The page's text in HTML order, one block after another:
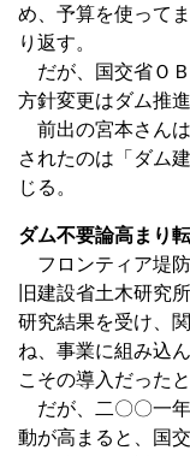
め、予算を使って
り返す。
だが、国交省Ｏ
方針変更はダム推
前出の宮本さん
されたのは「ダム
じる。
ダム不要論高まり
フロンティア堤防
旧建設省土木研究
研究結果を受け、
ね、事業に組み込
こその導入だったと
だが、二〇〇一
動が高まると、国